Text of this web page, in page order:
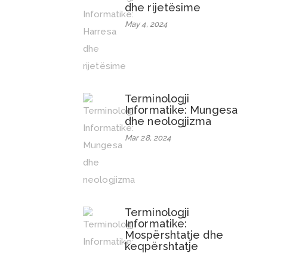
dhe rijetësime
May 4, 2024
Terminologji
Informatike: Mungesa
dhe neologjizma
Mar 28, 2024
Terminologji
Informatike:
Mospërshtatje dhe
keqpërshtatje